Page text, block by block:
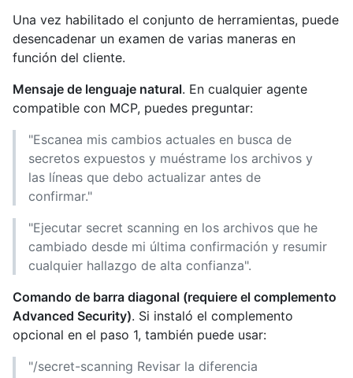
Una vez habilitado el conjunto de herramientas, puede
desencadenar un examen de varias maneras en
función del cliente.
Mensaje de lenguaje natural. En cualquier agente
compatible con MCP, puedes preguntar:
"Escanea mis cambios actuales en busca de
secretos expuestos y muéstrame los archivos y
las líneas que debo actualizar antes de
confirmar."
"Ejecutar secret scanning en los archivos que he
cambiado desde mi última confirmación y resumir
cualquier hallazgo de alta confianza".
Comando de barra diagonal (requiere el complemento
Advanced Security). Si instaló el complemento
opcional en el paso 1, también puede usar:
"/secret-scanning Revisar la diferencia